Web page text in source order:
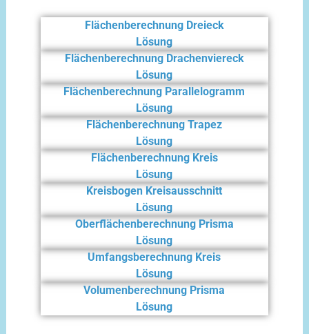
Flächenberechnung Dreieck
Lösung
Flächenberechnung Drachenviereck
Lösung
Flächenberechnung Parallelogramm
Lösung
Flächenberechnung Trapez
Lösung
Flächenberechnung Kreis
Lösung
Kreisbogen Kreisausschnitt
Lösung
Oberflächenberechnung Prisma
Lösung
Umfangsberechnung Kreis
Lösung
Volumenberechnung Prisma
Lösung